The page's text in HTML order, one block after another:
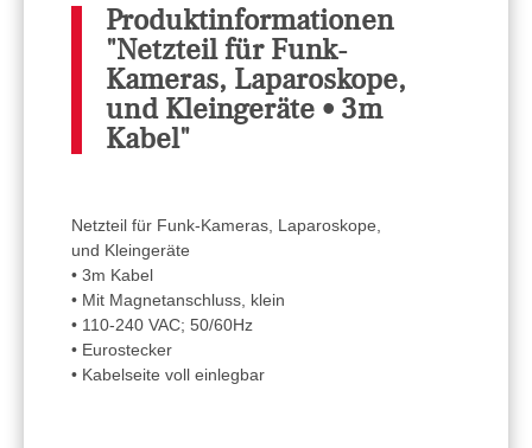
Produktinformationen
"Netzteil für Funk-
Kameras, Laparoskope,
und Kleingeräte • 3m
Kabel"
Netzteil für Funk-Kameras, Laparoskope,
und Kleingeräte
• 3m Kabel
• Mit Magnetanschluss, klein
• 110-240 VAC; 50/60Hz
• Eurostecker
• Kabelseite voll einlegbar